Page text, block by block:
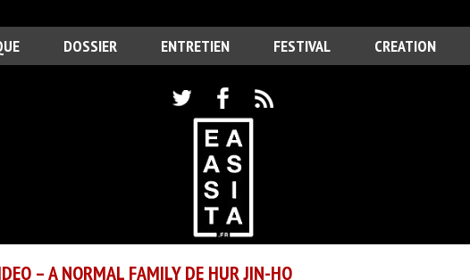
DOSSIER ENTRETIEN FESTIVAL CREATION
– A NORMAL FAMILY DE HUR JIN-HO